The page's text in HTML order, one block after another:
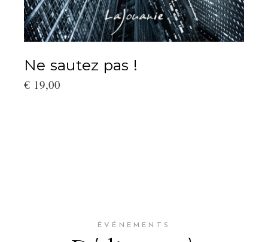
Ne sautez pas !
€ 19,00
ÉVÉNEMENTS